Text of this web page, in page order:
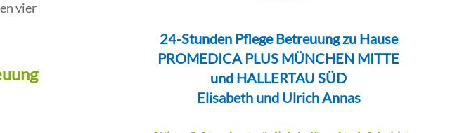
vier
24-Stunden Pflege Betreuung zu Hause
PROMEDICA PLUS MÜNCHEN MITTE
und HALLERTAU SÜD
Elisabeth und Ulrich Annas